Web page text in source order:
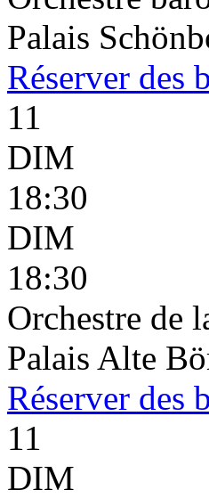
Palais
Réserver des
11
DIM
18:30
DIM
18:30
Orchestre de
Palais Alte
Réserver des
11
DIM